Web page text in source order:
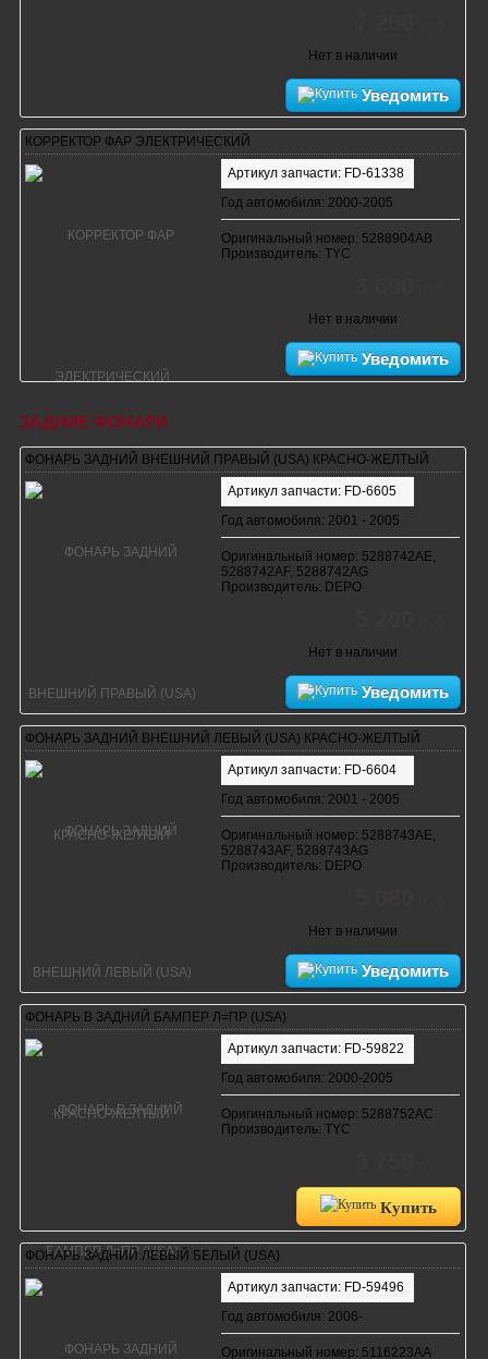
Нет в наличии
Уведомить
КОРРЕКТОР ФАР ЭЛЕКТРИЧЕСКИЙ
Артикул запчасти: FD-61338
Год автомобиля: 2000-2005
Оригинальный номер: 5288904AB
Производитель: TYC
Нет в наличии
Уведомить
ЗАДНИЕ ФОНАРИ
ФОНАРЬ ЗАДНИЙ ВНЕШНИЙ ПРАВЫЙ (USA) КРАСНО-ЖЕЛТЫЙ
Артикул запчасти: FD-6605
Год автомобиля: 2001 - 2005
Оригинальный номер: 5288742AE,
5288742AF, 5288742AG
Производитель: DEPO
Нет в наличии
Уведомить
ФОНАРЬ ЗАДНИЙ ВНЕШНИЙ ЛЕВЫЙ (USA) КРАСНО-ЖЕЛТЫЙ
Артикул запчасти: FD-6604
Год автомобиля: 2001 - 2005
Оригинальный номер: 5288743AE,
5288743AF, 5288743AG
Производитель: DEPO
Нет в наличии
Уведомить
ФОНАРЬ В ЗАДНИЙ БАМПЕР Л=ПР (USA)
Артикул запчасти: FD-59822
Год автомобиля: 2000-2005
Оригинальный номер: 5288752AC
Производитель: TYC
Купить
ФОНАРЬ ЗАДНИЙ ЛЕВЫЙ БЕЛЫЙ (USA)
Артикул запчасти: FD-59496
Год автомобиля: 2006-
Оригинальный номер: 5116223AA